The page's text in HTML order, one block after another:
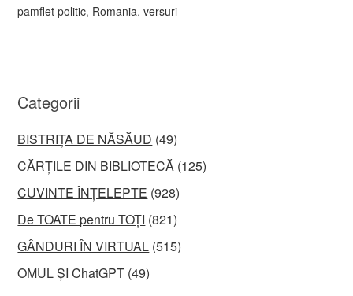
pamflet politic, Romania,versuri
Categorii
BISTRIȚA DE NĂSĂUD (49)
CĂRȚILE DIN BIBLIOTECĂ (125)
CUVINTE ÎNȚELEPTE (928)
De TOATE pentru TOȚI (821)
GÂNDURI ÎN VIRTUAL (515)
OMUL ȘI ChatGPT (49)